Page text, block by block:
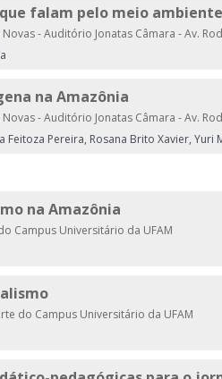
falam pelo meio ambiente
- Auditório Jonatas Câmara - Av.
na Amazônia
- Auditório Jonatas Câmara - Av.
Pereira, Rosana Brito Xavier, Yuri
na Amazônia
Campus Universitário da UFAM
do Campus Universitário da UFAM